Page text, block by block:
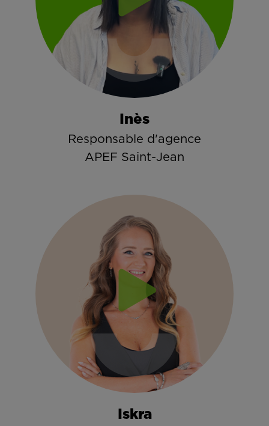
Inès
Responsable d'agence
APEF Saint-Jean
Iskra